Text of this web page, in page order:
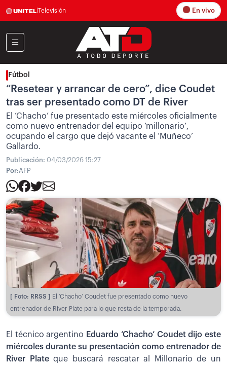
Televisión En vivo
Fútbol
“Resetear y arrancar de cero”, dice Coudet
tras ser presentado como DT de River
El ‘Chacho’ fue presentado este miércoles oficialmente
como nuevo entrenador del equipo ‘millonario’,
ocupando el cargo que dejó vacante el ‘Muñeco’
Gallardo.
Publicación: 04/03/2026 15:27
Por:AFP
[ Foto: RRSS ]
El ‘Chacho’ Coudet fue presentado como nuevo
entrenador de River Plate para lo que resta de la temporada.
El técnico argentino Eduardo ‘Chacho’ Coudet dijo este
miércoles durante su presentación como entrenador de
River Plateque buscará rescatar al Millonario de un